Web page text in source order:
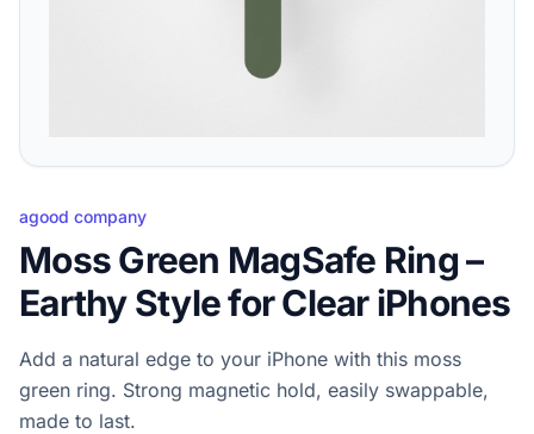
agood company
Moss Green MagSafe Ring –
Earthy Style for Clear iPhones
Add a natural edge to your iPhone with this moss
green ring. Strong magnetic hold, easily swappable,
made to last.